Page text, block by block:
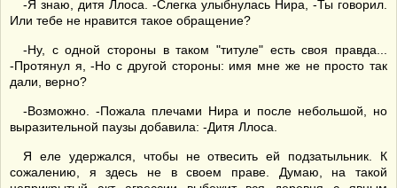
-Я знаю, дитя Ллоса. -Слегка улыбнулась Нира, -Ты говорил.
Или тебе не нравится такое обращение?
-Ну, с одной стороны в таком "титуле" есть своя правда...
-Протянул я, -Но с другой стороны: имя мне же не просто так
дали, верно?
-Возможно. -Пожала плечами Нира и после небольшой, но
выразительной паузы добавила: -Дитя Ллоса.
Я еле удержался, чтобы не отвесить ей подзатыльник. К
сожалению, я здесь не в своем праве. Думаю, на такой